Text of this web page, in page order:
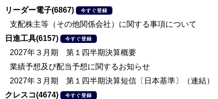
リーダー電子(6867)
今すぐ登録
支配株主等（その他関係会社）に関する事項について
日進工具(6157)
今すぐ登録
2027年３月期 第１四半期決算概要
業績予想及び配当予想に関するお知らせ
2027年３月期 第１四半期決算短信〔日本基準〕（連結）
クレスコ(4674)
今すぐ登録